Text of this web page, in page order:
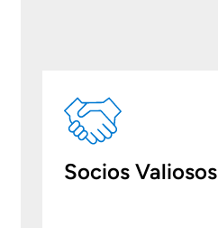
Socios Valiosos